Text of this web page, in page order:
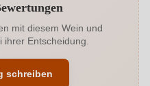
12 %
Enthält Sulfite
Edelstahltank
mit diesem Wein und
Entscheidung.
schreiben